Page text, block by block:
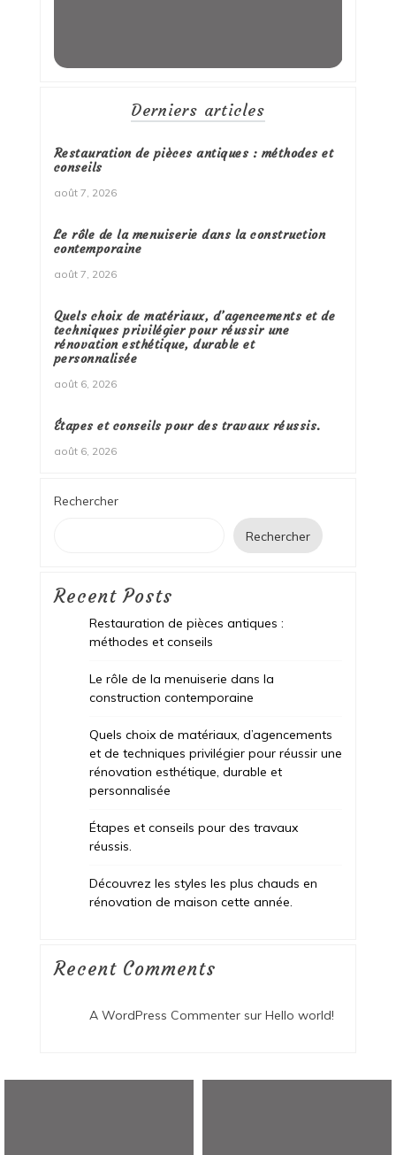
Derniers articles
Restauration de pièces antiques : méthodes et
conseils
août 7, 2026
Le rôle de la menuiserie dans la construction
contemporaine
août 7, 2026
Quels choix de matériaux, d’agencements et de
techniques privilégier pour réussir une
rénovation esthétique, durable et
personnalisée
août 6, 2026
Étapes et conseils pour des travaux réussis.
août 6, 2026
Rechercher
Rechercher
Recent Posts
Restauration de pièces antiques :
méthodes et conseils
Le rôle de la menuiserie dans la
construction contemporaine
Quels choix de matériaux, d’agencements
et de techniques privilégier pour réussir une
rénovation esthétique, durable et
personnalisée
Étapes et conseils pour des travaux
réussis.
Découvrez les styles les plus chauds en
rénovation de maison cette année.
Recent Comments
A WordPress Commentersur Hello world!